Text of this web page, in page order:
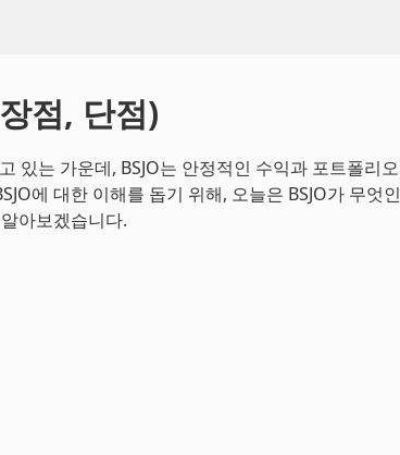
점, 단점)
있는 가운데, BSJO는 안정적인 수익과 포트폴리오
에 대한 이해를 돕기 위해, 오늘은 BSJO가 무엇인
아보겠습니다.